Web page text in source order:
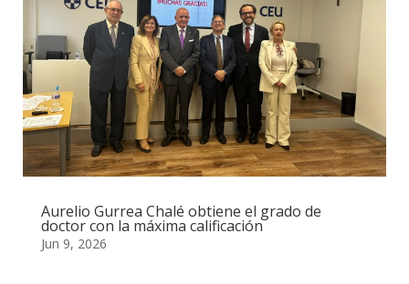
Aurelio Gurrea Chalé obtiene el grado de
doctor con la máxima calificación
Jun 9, 2026